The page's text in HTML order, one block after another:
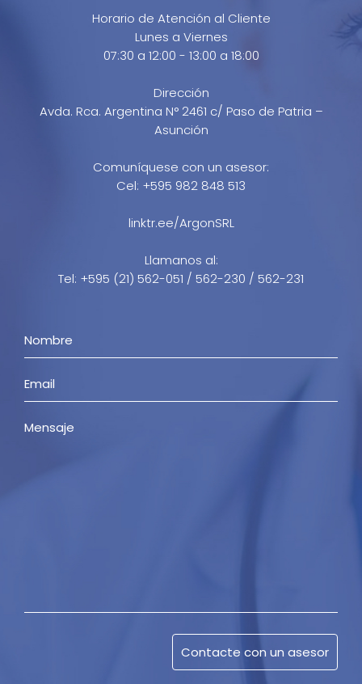
Horario de Atención al Cliente
Lunes a Viernes
07:30 a 12:00 - 13:00 a 18:00
Dirección
Avda. Rca. Argentina N° 2461 c/ Paso de Patria –
Asunción
Comuníquese con un asesor:
Cel: +595 982 848 513
linktr.ee/ArgonSRL
Llamanos al:
Tel: +595 (21) 562-051 / 562-230 / 562-231